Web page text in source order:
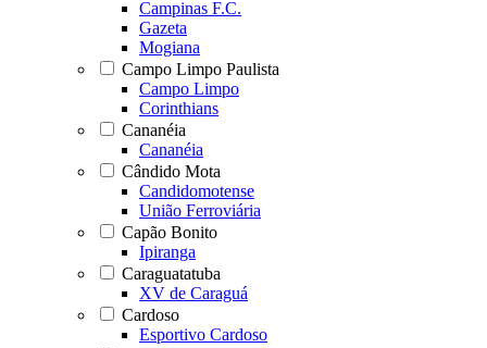
Campinas F.C.
Gazeta
Mogiana
Campo Limpo Paulista
Campo Limpo
Corinthians
Cananéia
Cananéia
Cândido Mota
Candidomotense
União Ferroviária
Capão Bonito
Ipiranga
Caraguatatuba
XV de Caraguá
Cardoso
Esportivo Cardoso